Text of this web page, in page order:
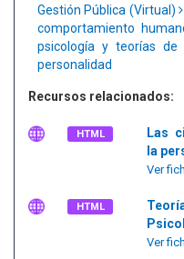
Gestión Pública (Virtual)
comportamiento
psicología y teorías de
personalidad
Recursos relacionados:
HTML
Las
la
Ver
HTML
Ver